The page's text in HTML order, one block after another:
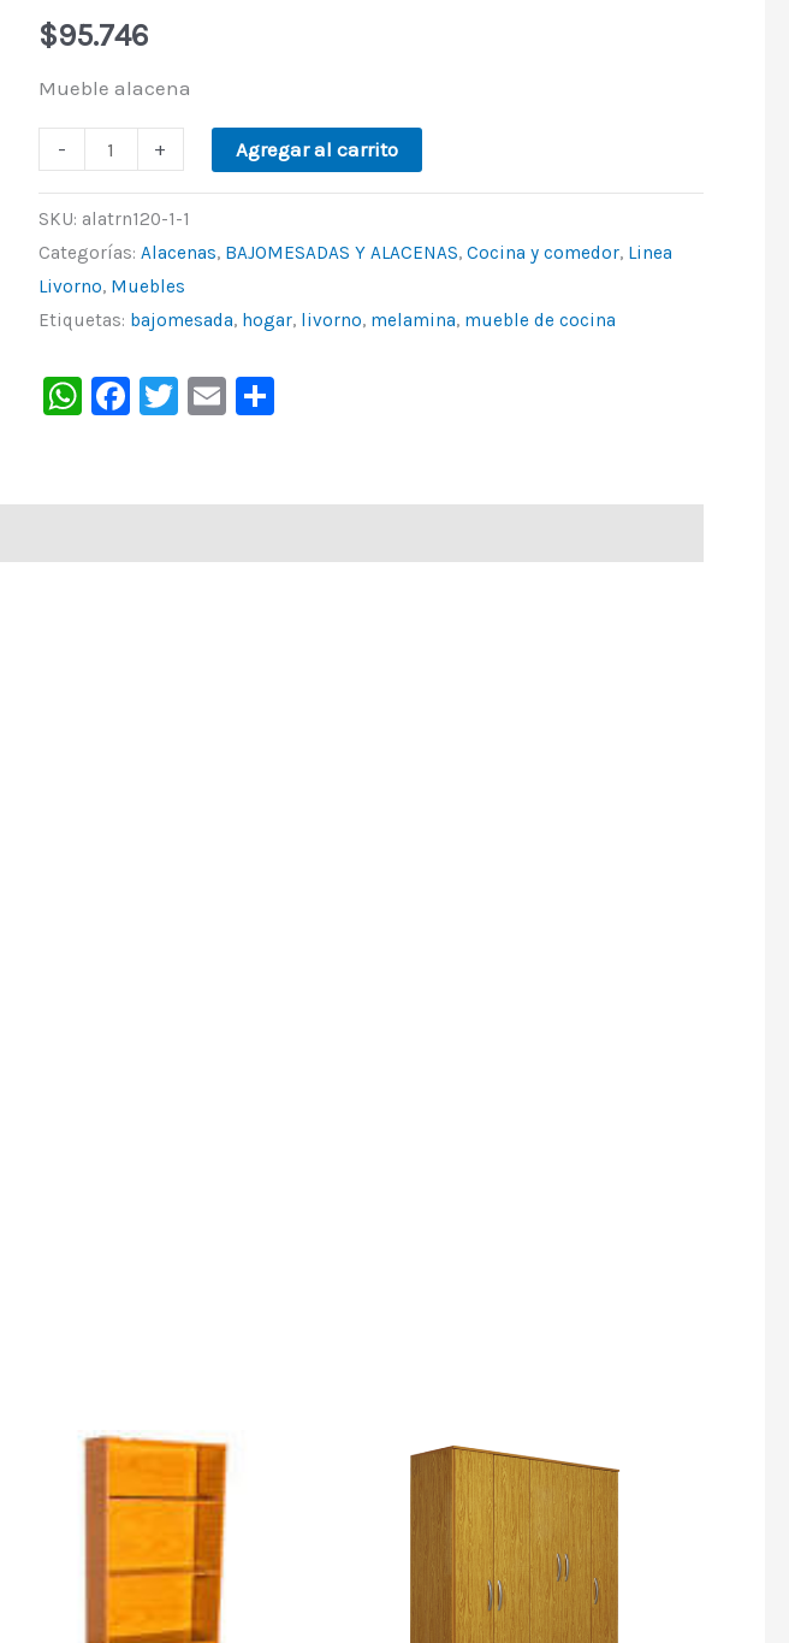
$95.746
Mueble alacena
-
(Color
Blanco
Norte),
De
Ricchezze.
+ Agregar al carrito
SKU: alatrn120-1-1
Categorías:Alacenas, BAJOMESADAS Y ALACENAS,Cocina y comedor, Linea
Livorno, Muebles
Etiquetas: bajomesada, hogar, livorno, melamina, mueble de cocina
WhatsApp
Facebook
Twitter
Email